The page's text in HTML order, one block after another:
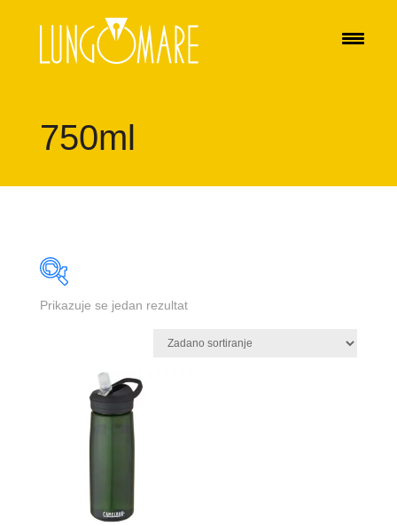
750ml
Prikazuje se jedan rezultat